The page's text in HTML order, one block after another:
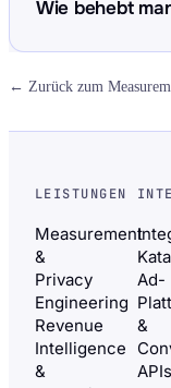
Wie behebt
← Zurück zum
LEISTUNGEN
Measurement
&
Privacy
Engineering
Revenue
Intelligence
&
Ad-
&
APIs